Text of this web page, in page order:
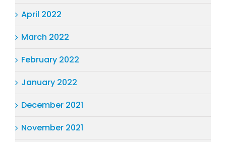
April 2022
March 2022
February 2022
January 2022
December 2021
November 2021